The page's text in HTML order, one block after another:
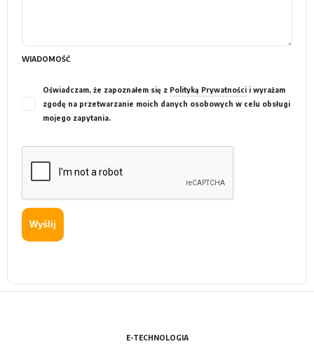
WIADOMOŚĆ
Oświadczam, że zapoznałem się z Polityką Prywatności i wyrażam
zgodę na przetwarzanie moich danych osobowych w celu obsługi
mojego zapytania.
Wyślij
E-TECHNOLOGIA